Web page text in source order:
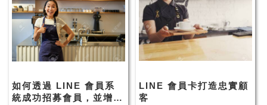
如何透過 LINE 會員系
統成功招募會員，並增加
LINE 會員卡打造忠實顧
客